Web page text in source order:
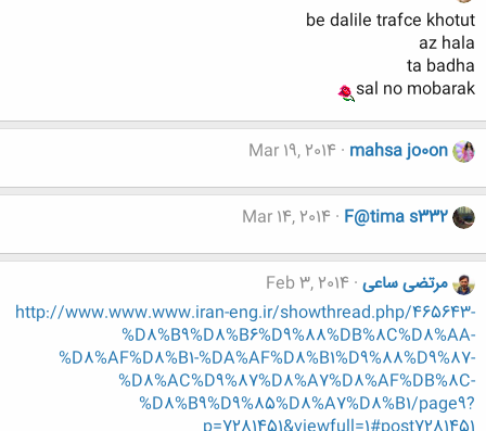
be dalile trafce khotut
az hala
ta badha
sal no mobarak
mahsa jo0on
Mar 19, 2014
F@tima s332
Mar 14, 2014
مرتضی ساعی Feb 3, 2014
http://www.www.www.iran-eng.ir/showthread.php/465643-
%D8%B9%D8%B6%D9%88%DB%8C%D8%AA-
%D8%AF%D8%B1-%DA%AF%D8%B1%D9%88%D9%87-
%D8%AC%D9%87%D8%A7%D8%AF%DB%8C-
%D8%B9%D9%85%D8%A7%D8%B1/page9?